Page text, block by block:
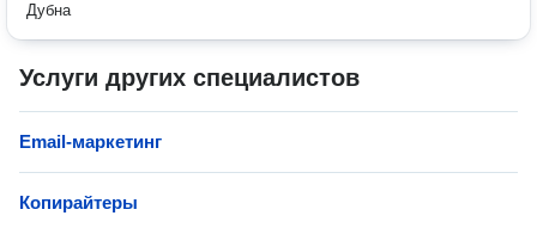
Дубна
Услуги других специалистов
Email-маркетинг
Копирайтеры